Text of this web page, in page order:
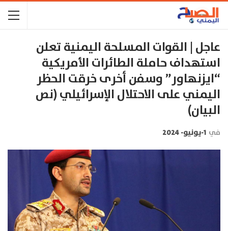
عاجل | القوات المسلحة اليمنية تعلن
استهداف حاملة الطائرات الأمريكية
“ايزنهاور” وسفن أخرى خرقت الحظر
اليمني على الاحتلال الإسرائيلي (نص
البيان)
في 1-يونيو- 2024